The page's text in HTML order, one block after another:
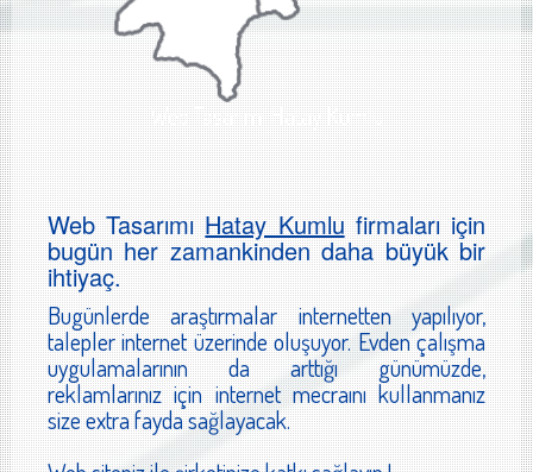
Web Tasarımı Hatay Kumlu
Web TasarımıHatay Kumlufirmaları için
bugün her zamankinden daha büyük bir
ihtiyaç.
Bugünlerde araştırmalar internetten yapılıyor,
talepler internet üzerinde oluşuyor. Evden çalışma
uygulamalarının da arttığı günümüzde,
reklamlarınız için internet mecraını kullanmanız
size extra fayda sağlayacak.